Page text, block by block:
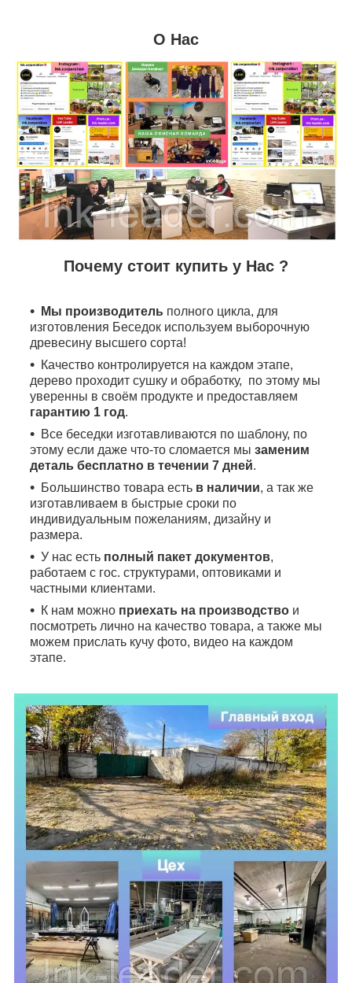
О Нас
Почему стоит купить у Нас ?
Мы производитель полного цикла, для
изготовления Беседок используем выборочную
древесину высшего сорта!
Качество контролируется на каждом этапе,
дерево проходит сушку и обработку, по этому мы
уверенны в своём продукте и предоставляем
гарантию 1 год.
Все беседки изготавливаются по шаблону, по
этому если даже что-то сломается мы заменим
деталь бесплатно в течении 7 дней.
Большинство товара есть в наличии, а так же
изготавливаем в быстрые сроки по
индивидуальным пожеланиям, дизайну и
размера.
У нас есть полный пакет документов,
работаем с гос. структурами, оптовиками и
частными клиентами.
К нам можно приехать на производство и
посмотреть лично на качество товара, а также мы
можем прислать кучу фото, видео на каждом
этапе.